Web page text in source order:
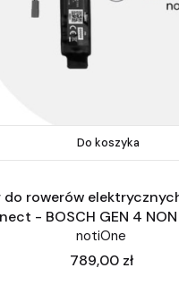
Do koszyka
do rowerów
- BOSCH GEN 4 NON
notiOne
Cena
789,00 zł